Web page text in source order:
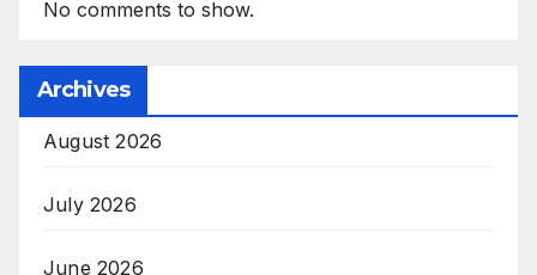
No comments to show.
Archives
August 2026
July 2026
June 2026